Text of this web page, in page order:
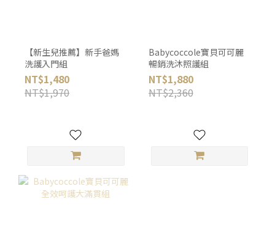
【新生兒推薦】新手爸媽
洗護入門組
NT$1,480
NT$1,970
Babycoccole寶貝可可麗
暢銷洗沐照護組
NT$1,880
NT$2,360